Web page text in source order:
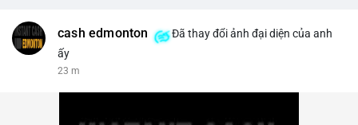
cash edmonton
Đã thay đổi ảnh đại diện của anh
ấy
23 m